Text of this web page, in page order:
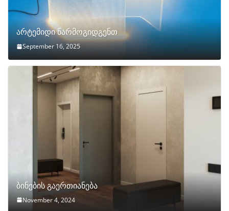
არტემიდი წარმოგიდგენთ
September 16, 2025
ბინების გაერთიანება
November 4, 2024